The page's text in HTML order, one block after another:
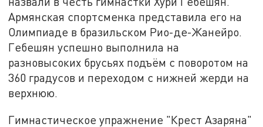
Армянская спортсменка представила его на
Олимпиаде в бразильском Рио-де-Жанейро.
Гебешян успешно выполнила на
разновысоких брусьях подъём с поворотом на
360 градусов и переходом с нижней жерди на
верхнюю.
Гимнастическое упражнение "Крест Азаряна"